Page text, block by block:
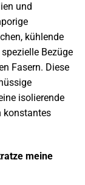
und
kühlende
Bezüge
Fasern. Diese
isolierende
konstantes
meine